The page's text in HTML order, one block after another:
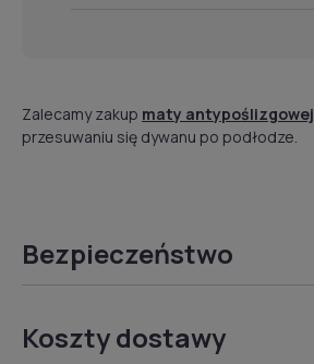
Zalecamy zakup maty antypoślizgowej
przesuwaniu się dywanu po podłodze.
Bezpieczeństwo
Koszty dostawy